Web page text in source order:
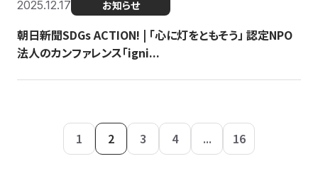
2025.12.17 お知らせ
朝日新聞SDGs ACTION! | 「心に灯をともそう」 認定NPO
法人のカンファレンス「igni...
1 2 3 4 ... 16